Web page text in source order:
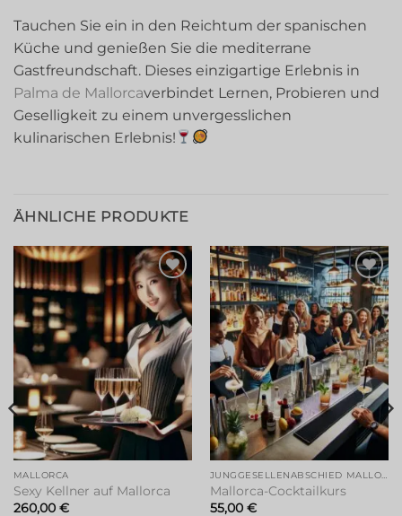
Tauchen Sie ein in den Reichtum der spanischen
Küche und genießen Sie die mediterrane
Gastfreundschaft. Dieses einzigartige Erlebnis in
Palma de Mallorcaverbindet Lernen, Probieren und
Geselligkeit zu einem unvergesslichen
kulinarischen Erlebnis!
ÄHNLICHE PRODUKTE
Zur
Wunschliste
hinzufügen
MALLORCA
Sexy Kellner auf Mallorca
260,00 €
Zur
Wunschliste
hinzufügen
JUNGGESELLENABSCHIED MALLORCA
Mallorca-Cocktailkurs
55,00 €